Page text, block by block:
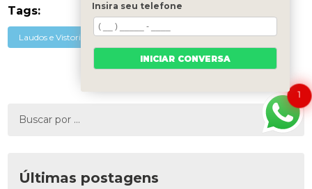
Tags:
Laudos e Vistorias
Últimas postagens
1
Insira seu telefone
INICIAR CONVERSA